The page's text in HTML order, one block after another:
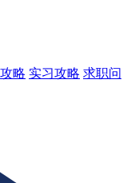
略 实习攻略 求职问